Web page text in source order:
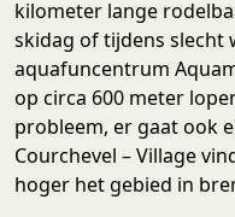
kilometer lange
skidag of tijdens slecht
aquafuncentrum
op circa 600 meter
probleem, er gaat ook
Courchevel – Village
hoger het gebied in